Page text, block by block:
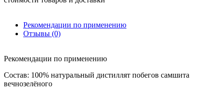
Рекомендации по применению
Отзывы (0)
Рекомендации по применению
Состав: 100% натуральный дистиллят побегов самшита
вечнозелёного